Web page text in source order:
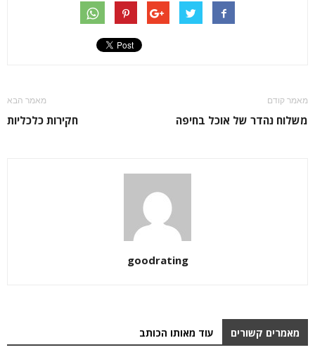
מאמר קודם
משלוח נהדר של אוכל בחיפה
מאמר הבא
חקירות כלכליות
goodrating
מאמרים קשורים עוד מאותו הכותב